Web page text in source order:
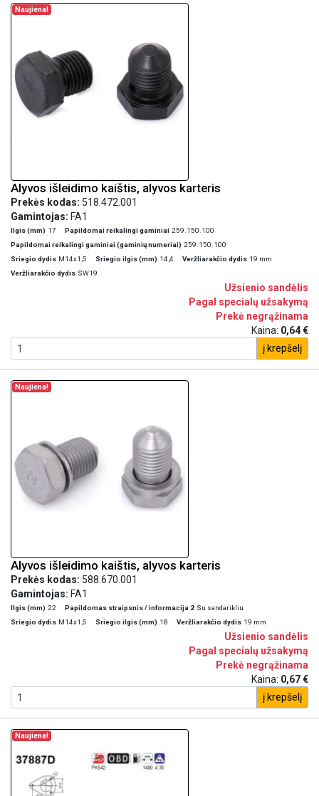
Naujiena!
Alyvos išleidimo kaištis, alyvos karteris
Prekės kodas: 518.472.001
Gamintojas: FA1
Ilgis (mm) 17 Papildomai reikalingi gaminiai 259.150.100
Papildomai reikalingi gaminiai (gaminių numeriai) 259.150.100
Sriegio dydis M14x1,5 Sriegio ilgis (mm) 14,4 Veržliarakčio dydis 19 mm
Veržliarakčio dydis SW19
Užsienio sandėlis
Pagal specialų užsakymą
Prekė negrąžinama
Kaina: 0,64 €
į krepšelį
Naujiena!
Alyvos išleidimo kaištis, alyvos karteris
Prekės kodas: 588.670.001
Gamintojas: FA1
Ilgis (mm) 22 Papildomas straipsnis / informacija 2 Su sandarikliu
Sriegio dydis M14x1,5 Sriegio ilgis (mm) 18 Veržliarakčio dydis 19 mm
Užsienio sandėlis
Pagal specialų užsakymą
Prekė negrąžinama
Kaina: 0,67 €
į krepšelį
Naujiena!